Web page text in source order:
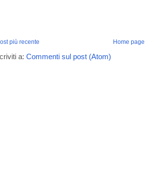
più recente Home page
a: Commenti sul post (Atom)